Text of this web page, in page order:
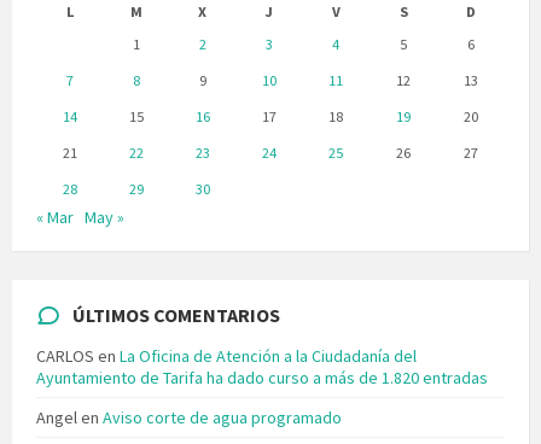
L
M X J V S
D
1
2 3 4 5
6
7
8 9 10 11 12
13
14
15 16 17 18 19
20
21
22 23 24 25 26
27
28
29 30
« Mar May »
ÚLTIMOS COMENTARIOS
CARLOS en La Oficina de Atención a la Ciudadanía del
Ayuntamiento de Tarifa ha dado curso a más de 1.820 entradas
Angelen Aviso corte de agua programado